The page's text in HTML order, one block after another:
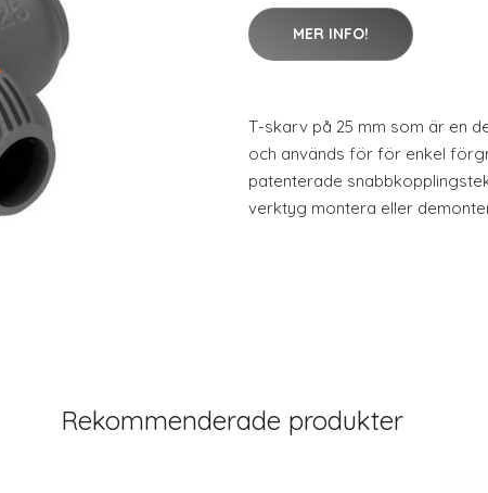
MER INFO!
T-skarv på 25 mm som är en
och används för för enkel
patenterade
verktyg montera eller
Rekommenderade produkter